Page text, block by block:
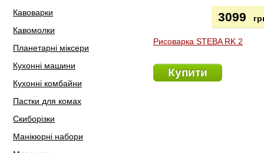
Кавоварки
Кавомолки
Планетарні міксери
Кухонні машини
Кухонні комбайни
Пастки для комах
Скиборізки
Манікюрні набори
Рисоварка STEBA RK 2
3099
Купити